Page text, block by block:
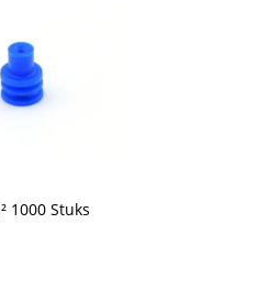
1000 Stuks